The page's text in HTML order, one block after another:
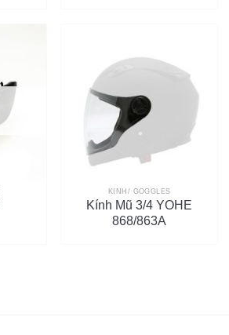
KÍNH/ GOGGLES
Kính Mũ 3/4 YOHE
868/863A